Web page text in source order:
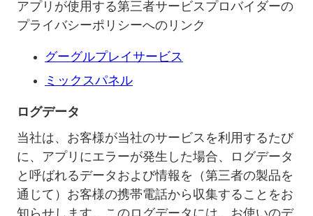
アプリが使用する第三者サービスプロバイダーの
プライバシーポリシーへのリンク
グーグルプレイサービス
ミックスパネル
ログデータ
当社は、お客様が当社のサービスを利用するたび
に、アプリにエラーが発生した場合、ログデータ
と呼ばれるデータおよび情報を（第三者の製品を
通じて）お客様の携帯電話から収集することをお